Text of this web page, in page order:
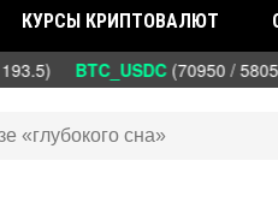
КУРСЫ КРИПТОВАЛЮТ
BTC_USDC(70950 /
«глубокого сна»